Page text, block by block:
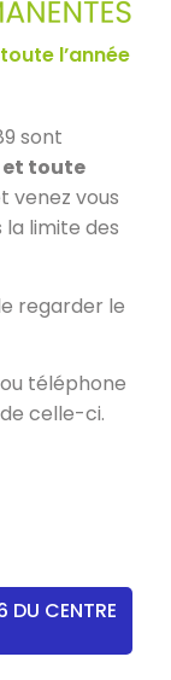
l’année
sont
et toute
venez vous
limite des
regarder le
téléphone
celle-ci.
DU CENTRE